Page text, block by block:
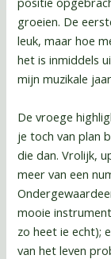
groeien. De
leuk, maar hoe
het is inmiddels
mijn muzikale
De vroege
je toch van plan
die dan. Vrolijk,
meer van een
mooie
zo heet ie echt);
van het leven